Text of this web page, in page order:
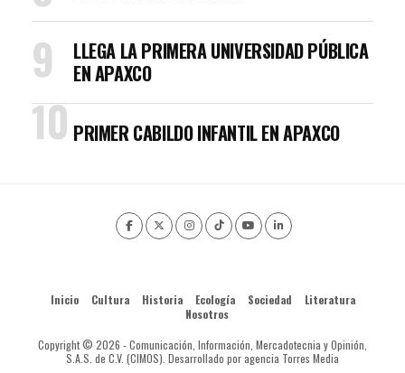
LLEGA LA PRIMERA UNIVERSIDAD PÚBLICA
EN APAXCO
PRIMER CABILDO INFANTIL EN APAXCO
Inicio Cultura Historia Ecología Sociedad
Literatura
Nosotros
Copyright © 2026 - Comunicación, Información, Mercadotecnia y Opinión,
S.A.S. de C.V. (CIMOS). Desarrollado por agencia Torres Media